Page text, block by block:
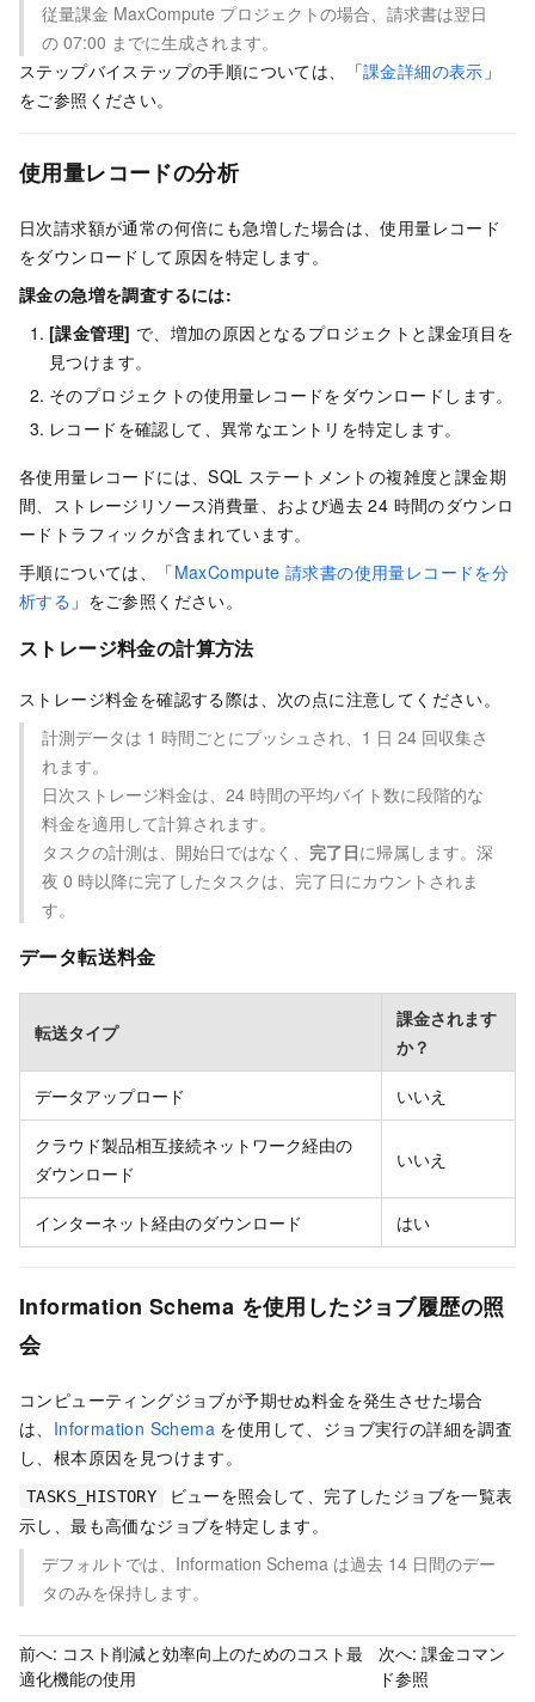
従量課金 MaxCompute プロジェクトの場合、請求書は翌日
の 07:00 までに生成されます。
ステップバイステップの手順については、「課金詳細の表示 」
をご参照ください。
使用量レコードの分析
日次請求額が通常の何倍にも急増した場合は、使用量レコード
をダウンロードして原因を特定します。
課金の急増を調査するには:
[課金管理] で、増加の原因となるプロジェクトと課金項目を
見つけます。
そのプロジェクトの使用量レコードをダウンロードします。
レコードを確認して、異常なエントリを特定します。
各使用量レコードには、SQL ステートメントの複雑度と課金期
間、ストレージリソース消費量、および過去 24 時間のダウンロ
ードトラフィックが含まれています。
手順については、「MaxCompute 請求書の使用量レコードを分
析する 」をご参照ください。
ストレージ料金の計算方法
ストレージ料金を確認する際は、次の点に注意してください。
計測データは 1 時間ごとにプッシュされ、1 日 24 回収集さ
れます。
日次ストレージ料金は、24 時間の平均バイト数に段階的な
料金を適用して計算されます。
タスクの計測は、開始日ではなく、 完了日に帰属します。深
夜 0 時以降に完了したタスクは、完了日にカウントされま
す。
データ転送料金
転送タイプ
課金されます
か？
データアップロード いいえ
クラウド製品相互接続ネットワーク経由の
ダウンロード
いいえ
インターネット経由のダウンロード はい
Information Schema を使用したジョブ履歴の照
会
コンピューティングジョブが予期せぬ料金を発生させた場合
は、 Information Schema を使用して、ジョブ実行の詳細を調査
し、根本原因を見つけます。
TASKS_HISTORY
ビューを照会して、完了したジョブを一覧表
示し、最も高価なジョブを特定します。
デフォルトでは、Information Schema は過去 14 日間のデー
タのみを保持します。
前へ: コスト削減と効率向上のためのコスト最
適化機能の使用
次へ: 課金コマン
ド参照